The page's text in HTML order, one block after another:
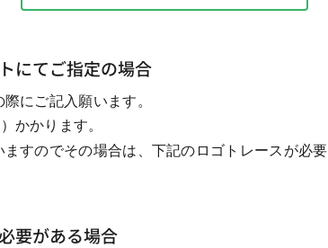
にてご指定の場合
にご記入願います。
）かかります。
すのでその場合は、下記のロゴトレースが必要
要がある場合